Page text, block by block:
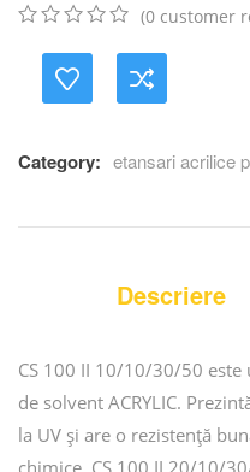
based
ratings
(0 customer
Category: etansari acrilice
Descriere
CS 100 II 10/10/30/50 este
de solvent ACRYLIC.
la UV și are o rezistență
chimice. CS 100 II 20/10/